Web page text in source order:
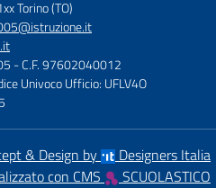
Torino (TO)
- C.F. 97602040012
Univoco Ufficio: UFLV4O
& Design by
Designers Italia
con CMS
SCUOLASTICO